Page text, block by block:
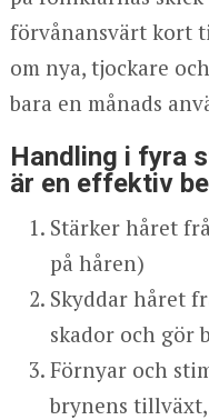
förvånansvärt kort
om nya, tjockare
bara en månads
Handling i fyra
är en effektiv
Stärker håret
på håren)
Skyddar håret
skador och gör
Förnyar och
brynens